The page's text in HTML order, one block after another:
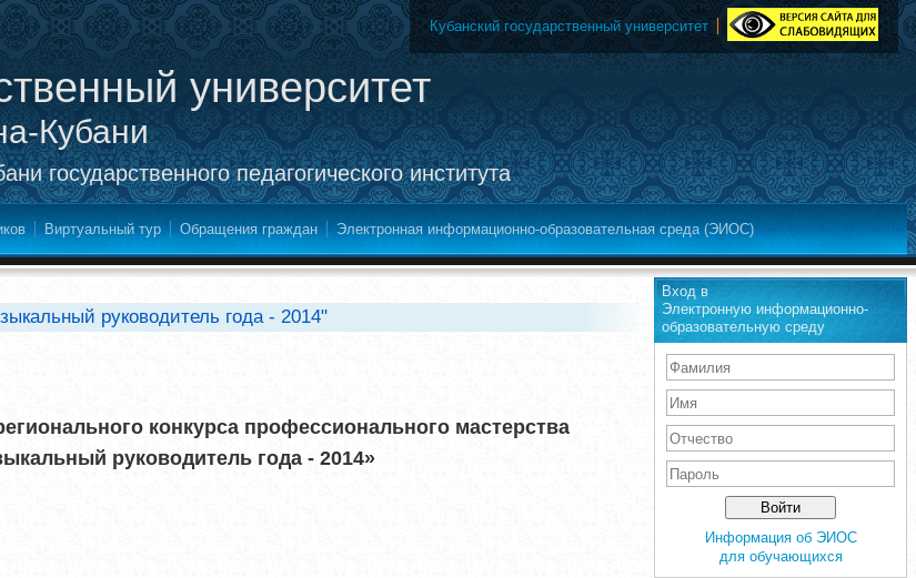
университет
Кубани
государственного педагогического института
Кубанский государственный университет
Виртуальный тур Обращения граждан Электронная информационно-образовательная среда (ЭИОС)
руководитель года - 2014"
конкурса профессионального мастерства
руководитель года - 2014»
Вход в
Электронную информационно-
образовательную среду
Информация об ЭИОС
для обучающихся